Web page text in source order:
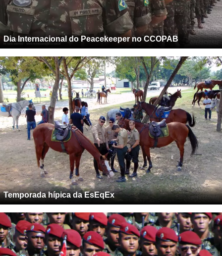
Dia Internacional do Peacekeeper no CCOPAB
Temporada hípica da EsEqEx